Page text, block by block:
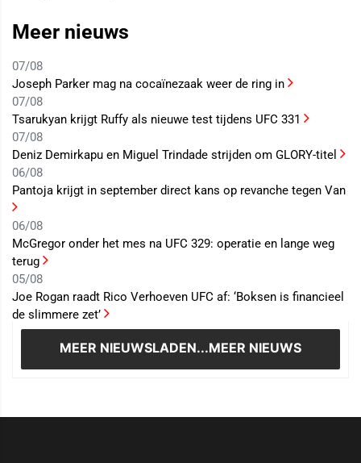
Meer nieuws
07/08
Joseph Parker mag na cocaïnezaak weer de ring in
07/08
Tsarukyan krijgt Ruffy als nieuwe test tijdens UFC 331
07/08
Deniz Demirkapu en Miguel Trindade strijden om GLORY-titel
06/08
Pantoja krijgt in september direct kans op revanche tegen Van
06/08
McGregor onder het mes na UFC 329: operatie en lange weg
terug
05/08
Joe Rogan raadt Rico Verhoeven UFC af: ‘Boksen is financieel
de slimmere zet’
MEER NIEUWSLADEN...MEER NIEUWS